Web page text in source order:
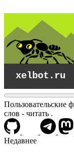
Пользовательские
слов - читать .
Недавнее